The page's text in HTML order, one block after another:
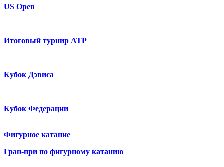
US Open
Итоговый турнир ATP
Кубок Дэвиса
Кубок Федерации
Фигурное катание
Гран-при по фигурному катанию